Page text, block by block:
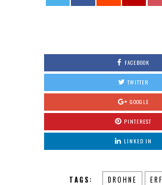
FACEBOOK
TWITTER
GOOGLE
PINTEREST
LINKED IN
TAGS: DROHNE